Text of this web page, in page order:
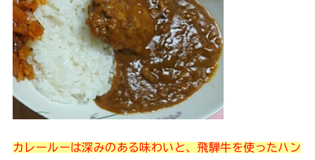
カレールーは深みのある味わいと、飛騨牛を使ったハン